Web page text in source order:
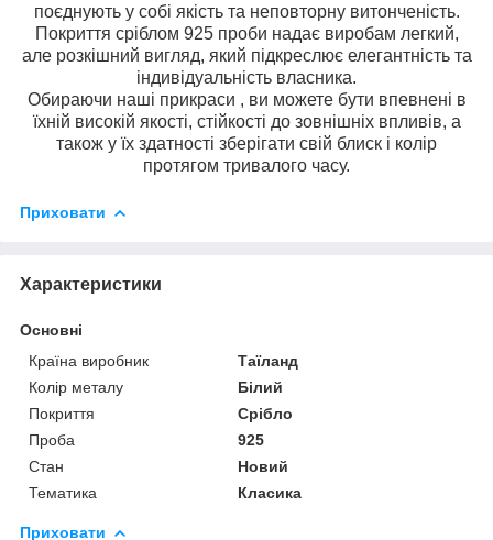
поєднують у собі якість та неповторну витонченість.
Покриття сріблом 925 проби надає виробам легкий,
але розкішний вигляд, який підкреслює елегантність та
індивідуальність власника.
Обираючи наші прикраси , ви можете бути впевнені в
їхній високій якості, стійкості до зовнішніх впливів, а
також у їх здатності зберігати свій блиск і колір
протягом тривалого часу.
Приховати
Характеристики
Основні
Країна виробник
Таїланд
Колір металу
Білий
Покриття
Срібло
Проба
925
Стан
Новий
Тематика
Класика
Приховати